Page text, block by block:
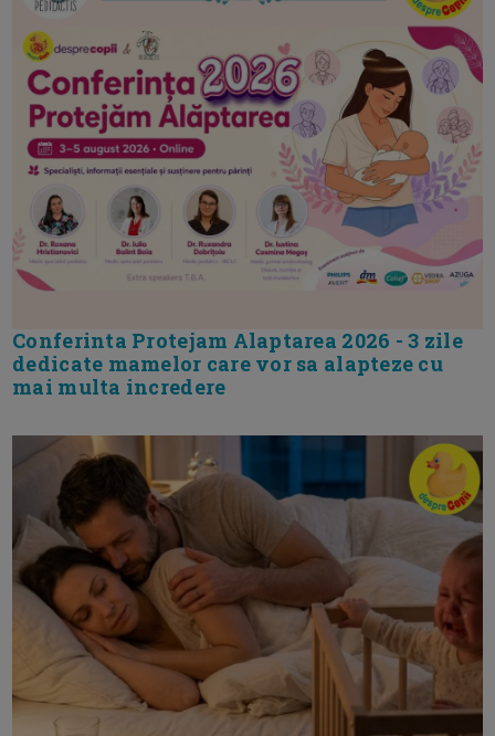
Conferinta Protejam Alaptarea 2026 - 3 zile
dedicate mamelor care vor sa alapteze cu
mai multa incredere